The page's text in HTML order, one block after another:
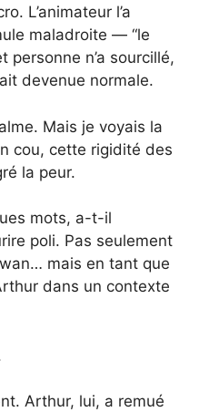
L’animateur l’a
maladroite — “le
n’a sourcillé,
devenue normale.
Mais je voyais la
cou, cette rigidité des
la peur.
mots, a-t-il
poli. Pas seulement
mais en tant que
dans un contexte
Arthur, lui, a remué